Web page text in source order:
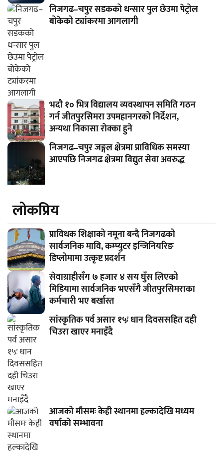
निजगढ–चपुर सडकको धन्सार पुल छेउमा पेट्रोल
बोकेको ट्यांकरमा आगलागी
भदौ १० भित्र विद्यालय व्यवस्थापन समिति गठन
गर्न जीतपुरसिमरा उपमहानगरको निर्देशन,
अन्यथा निकासा रोक्का हुने
निजगढ–चपुर जङ्गल क्षेत्रमा प्राविधिक समस्या
आएपछि निजगढ क्षेत्रमा विद्युत सेवा अवरुद्ध
लाेकप्रिय
प्राविधक शिक्षाको नमूना बन्दै निजगढको
सार्वजनिक मावि, कम्प्युटर इन्जिनियरिङ
डिप्लोमामा उत्कृष्ट प्रदर्शन
सेवाग्राहीसँग ७ हजार ४ सय घुँस लिएको
मिडियामा सार्वजनिक भएसँगै जीतपुरसिमराका
कर्मचारी भए बर्खास्त
सांस्कृतिक पर्व असार १५ः धान दिवससहित दही
चिउरा खाएर मनाइँदै
आजको मौसमः केही स्थानमा हल्कादेखि मध्यम
वर्षाको सम्भावना